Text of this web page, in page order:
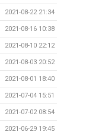
2021-08-22 21:34
2021-08-16 10:38
2021-08-10 22:12
2021-08-03 20:52
2021-08-01 18:40
2021-07-04 15:51
2021-07-02 08:54
2021-06-29 19:45